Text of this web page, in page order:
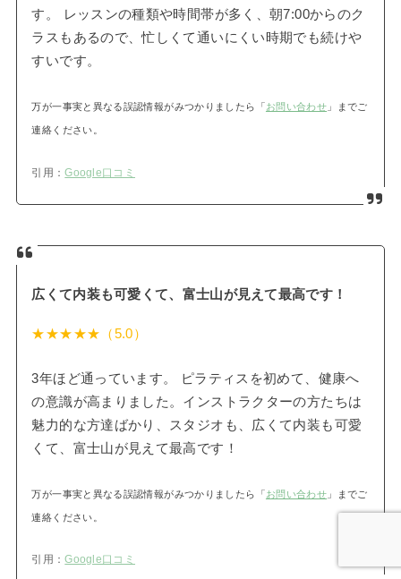
す。 レッスンの種類や時間帯が多く、朝7:00からのク
ラスもあるので、忙しくて通いにくい時期でも続けや
すいです。
万が一事実と異なる誤認情報がみつかりましたら「お問い合わせ 」までご
連絡ください。
引用：Google口コミ
広くて内装も可愛くて、富士山が見えて最高です！
★★★★★（5.0）
3年ほど通っています。 ピラティスを初めて、健康へ
の意識が高まりました。インストラクターの方たちは
魅力的な方達ばかり、スタジオも、広くて内装も可愛
くて、富士山が見えて最高です！
万が一事実と異なる誤認情報がみつかりましたら「お問い合わせ 」までご
連絡ください。
引用：Google口コミ